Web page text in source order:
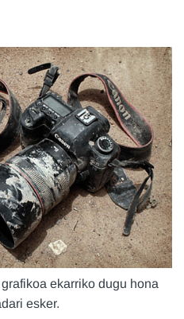
ekarriko dugu hona
esker.